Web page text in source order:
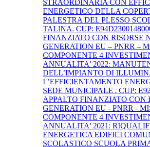
STRAORDINARIA CON
ENERGETICO DELLA
PALESTRA DEL PLESSO
TALINA. CUP:
FINANZIATO CON RISORSE
GENERATION EU – PNRR –
COMPONENTE 4
ANNUALITA' 2022:
DELL’IMPIANTO DI
L’EFFICIENTAMENTO
SEDE MUNICIPALE . CUP:
APPALTO FINANZIATO CON
GENERATION EU - PNRR -
COMPONENTE 4
ANNUALITA' 2021:
ENERGETICA EDIFICI
SCOLASTICO SCUOLA